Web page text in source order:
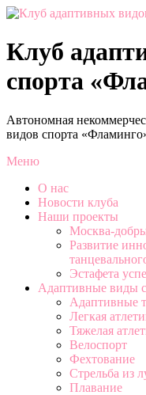
Перейти
содержимому
Клуб
спорта
Автономная
видов спорта
Меню
О нас
Новости клуба
Наши проекты
Москва-
Развитие
Эстафета
Адаптивные виды
Адаптивные
Легкая
Тяжелая
Велоспорт
Фехтование
Стрельба из
Плавание